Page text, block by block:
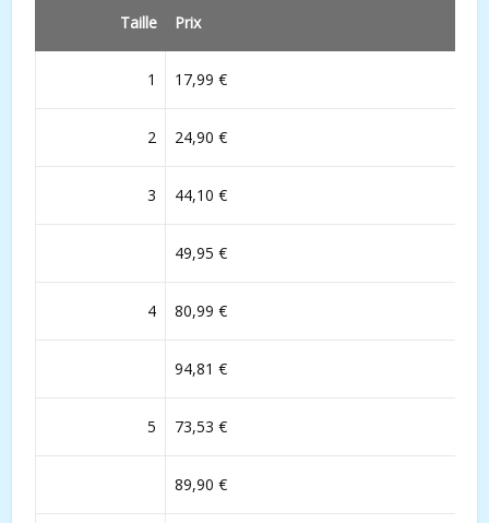
Taille Prix
1 17,99 €
2 24,90 €
3 44,10 €
49,95 €
4 80,99 €
94,81 €
5 73,53 €
89,90 €